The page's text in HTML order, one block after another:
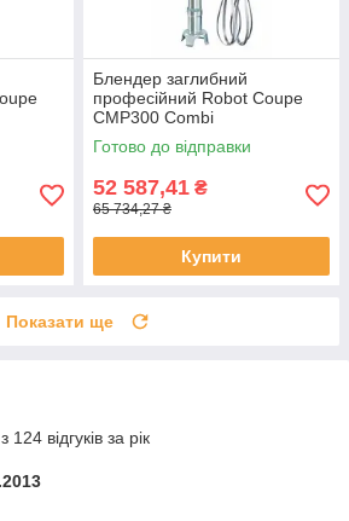
Блендер заглибний
професійний Robot Coupe
CMP300 Combi
Готово до відправки
52 587,41 ₴
65 734,27 ₴
Купити
Показати ще
відгуків за рік